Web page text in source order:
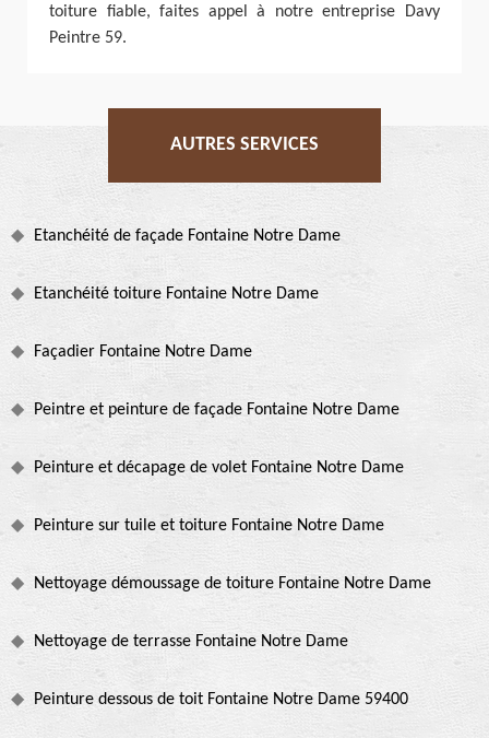
toiture fiable, faites appel à notre entreprise Davy
Peintre 59.
AUTRES SERVICES
Etanchéité de façade Fontaine Notre Dame
Etanchéité toiture Fontaine Notre Dame
Façadier Fontaine Notre Dame
Peintre et peinture de façade Fontaine Notre Dame
Peinture et décapage de volet Fontaine Notre Dame
Peinture sur tuile et toiture Fontaine Notre Dame
Nettoyage démoussage de toiture Fontaine Notre Dame
Nettoyage de terrasse Fontaine Notre Dame
Peinture dessous de toit Fontaine Notre Dame 59400